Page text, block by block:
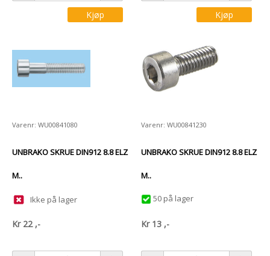
Kjøp Kjøp
Varenr: WU00841080
UNBRAKO SKRUE DIN912 8.8 ELZ
M..
Ikke på lager
Kr 22 ,-
Varenr: WU00841230
UNBRAKO SKRUE DIN912 8.8 ELZ
M..
50 på lager
Kr 13 ,-